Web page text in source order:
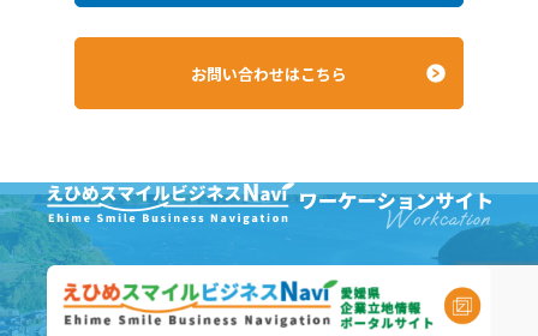
お問い合わせはこちら